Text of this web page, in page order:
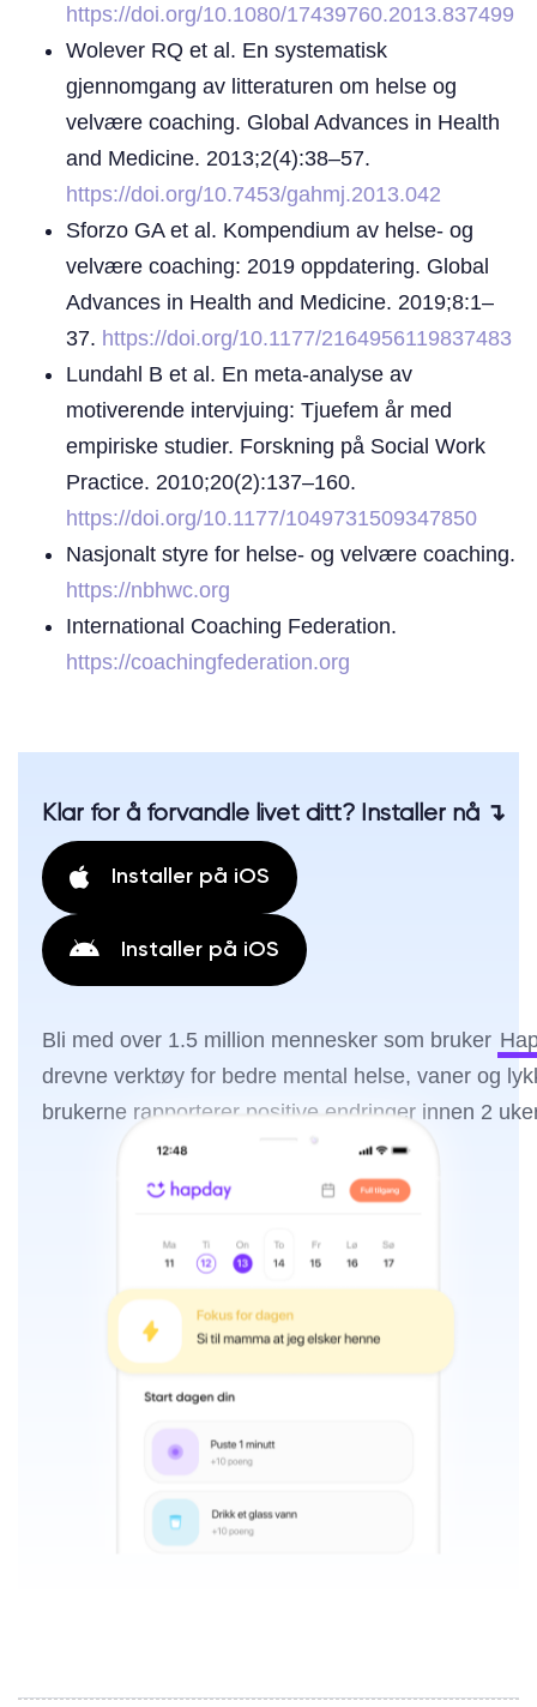
https://doi.org/10.1080/17439760.2013.837499
Wolever RQ et al. En systematisk
gjennomgang av litteraturen om helse og
velvære coaching. Global Advances in Health
and Medicine. 2013;2(4):38–57.
https://doi.org/10.7453/gahmj.2013.042
Sforzo GA et al. Kompendium av helse- og
velvære coaching: 2019 oppdatering. Global
Advances in Health and Medicine. 2019;8:1–
37. https://doi.org/10.1177/2164956119837483
Lundahl B et al. En meta-analyse av
motiverende intervjuing: Tjuefem år med
empiriske studier. Forskning på Social Work
Practice. 2010;20(2):137–160.
https://doi.org/10.1177/1049731509347850
Nasjonalt styre for helse- og velvære coaching.
https://nbhwc.org
International Coaching Federation.
https://coachingfederation.org
Klar for å forvandle livet ditt? Installer nå ↴
Installer på iOS
Installer på iOS
Bli med over 1.5 million mennesker som bruker
drevne verktøy for bedre mental helse, vaner og
brukerne rapporterer positive endringer innen 2